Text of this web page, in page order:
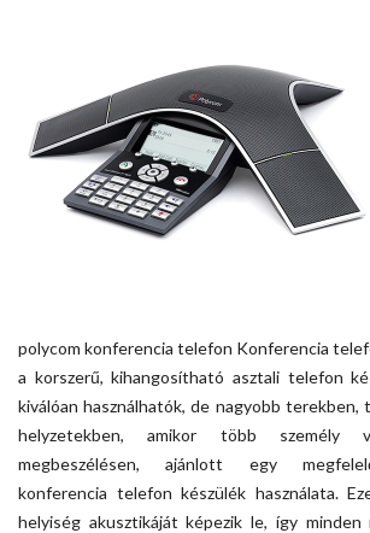
polycom konferencia telefon Konferencia
a korszerű, kihangosítható asztali telefon
kiválóan használhatók, de nagyobb terekben,
helyzetekben, amikor több személy
megbeszélésen, ajánlott egy
konferencia telefon készülék használata.
helyiség akusztikáját képezik le, így minden